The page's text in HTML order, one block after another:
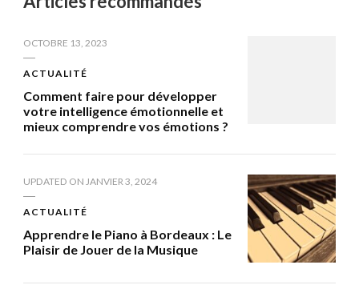
OCTOBRE 13, 2023
ACTUALITÉ
Comment faire pour développer
votre intelligence émotionnelle et
mieux comprendre vos émotions ?
UPDATED ON JANVIER 3, 2024
ACTUALITÉ
Apprendre le Piano à Bordeaux : Le
Plaisir de Jouer de la Musique